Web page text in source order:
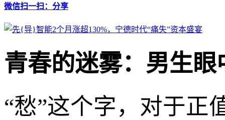
微信扫一扫：分享
青春的迷雾：男生眼
“愁”这个字，对于正